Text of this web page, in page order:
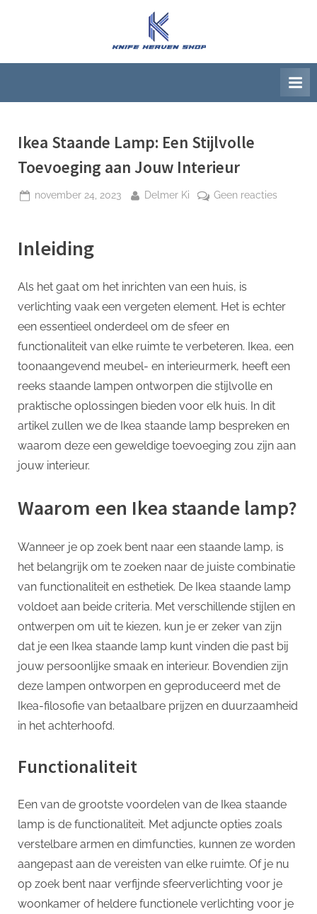
K
n
f
H
v
Ikea Staande Lamp: Een Stijlvolle
Toevoeging aan Jouw Interieur
Geplaatst
november 24, 2023 Door
Delmer Ki Geen reactiesop
aan
Interieur
Inleiding
Als het gaat om het inrichten van een huis, is
verlichting vaak een vergeten element. Het is echter
een essentieel onderdeel om de sfeer en
functionaliteit van elke ruimte te verbeteren. Ikea, een
toonaangevend meubel- en interieurmerk, heeft een
reeks staande lampen ontworpen die stijlvolle en
praktische oplossingen bieden voor elk huis. In dit
artikel zullen we de Ikea staande lamp bespreken en
waarom deze een geweldige toevoeging zou zijn aan
jouw interieur.
Waarom een Ikea staande lamp?
Wanneer je op zoek bent naar een staande lamp, is
het belangrijk om te zoeken naar de juiste combinatie
van functionaliteit en esthetiek. De Ikea staande lamp
voldoet aan beide criteria. Met verschillende stijlen en
ontwerpen om uit te kiezen, kun je er zeker van zijn
dat je een Ikea staande lamp kunt vinden die past bij
jouw persoonlijke smaak en interieur. Bovendien zijn
deze lampen ontworpen en geproduceerd met de
Ikea-filosofie van betaalbare prijzen en duurzaamheid
in het achterhoofd.
Functionaliteit
Een van de grootste voordelen van de Ikea staande
lamp is de functionaliteit. Met adjuncte opties zoals
verstelbare armen en dimfuncties, kunnen ze worden
aangepast aan de vereisten van elke ruimte. Of je nu
op zoek bent naar verfijnde sfeerverlichting voor je
woonkamer of heldere functionele verlichting voor je